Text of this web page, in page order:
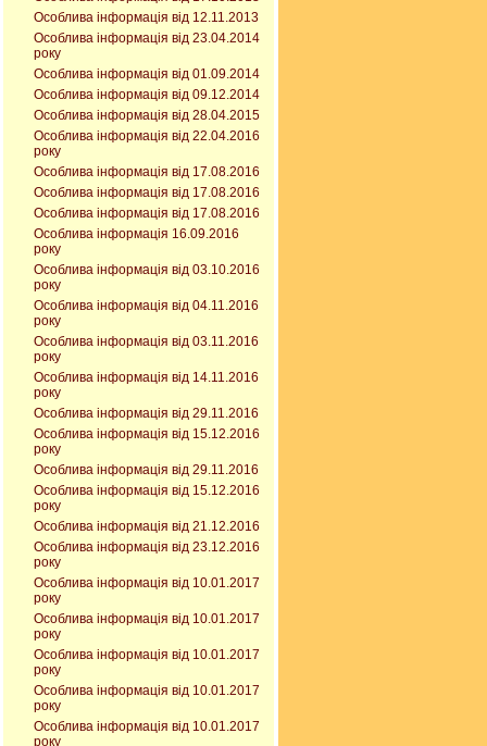
Особлива інформація від 12.11.2013
Особлива інформація від 23.04.2014
року
Особлива інформація від 01.09.2014
Особлива інформація від 09.12.2014
Особлива інформація від 28.04.2015
Особлива інформація від 22.04.2016
року
Особлива інформація від 17.08.2016
Особлива інформація від 17.08.2016
Особлива інформація від 17.08.2016
Особлива інформація 16.09.2016
року
Особлива інформація від 03.10.2016
року
Особлива інформація від 04.11.2016
року
Особлива інформація від 03.11.2016
року
Особлива інформація від 14.11.2016
року
Особлива інформація від 29.11.2016
Особлива інформація від 15.12.2016
року
Особлива інформація від 29.11.2016
Особлива інформація від 15.12.2016
року
Особлива інформація від 21.12.2016
Особлива інформація від 23.12.2016
року
Особлива інформація від 10.01.2017
року
Особлива інформація від 10.01.2017
року
Особлива інформація від 10.01.2017
року
Особлива інформація від 10.01.2017
року
Особлива інформація від 10.01.2017
року